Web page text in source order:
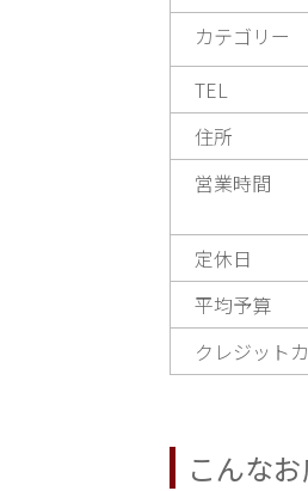
カテゴリー
TEL
住所
営業時間
定休日
平均予算
クレジット
こんな